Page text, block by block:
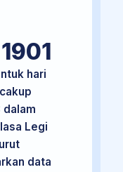
1901
hari
dalam
Legi
data